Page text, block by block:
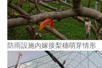
防雨設施內嫁接梨穗萌芽情形